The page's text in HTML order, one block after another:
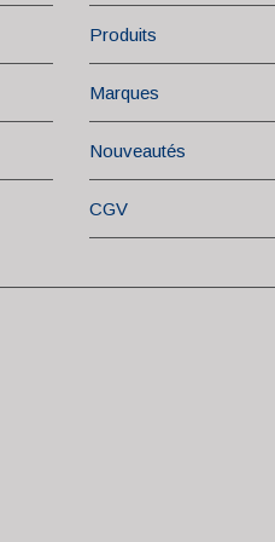
Produits
Marques
Nouveautés
CGV